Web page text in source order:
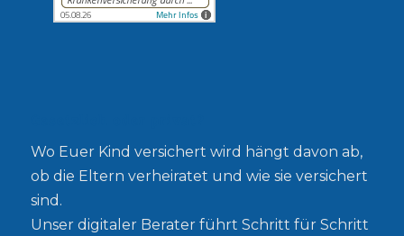
Wo Euer Kind versichert wird hängt davon ab,
ob die Eltern verheiratet und wie sie versichert
sind.
Unser digitaler Berater führt Schritt für Schritt